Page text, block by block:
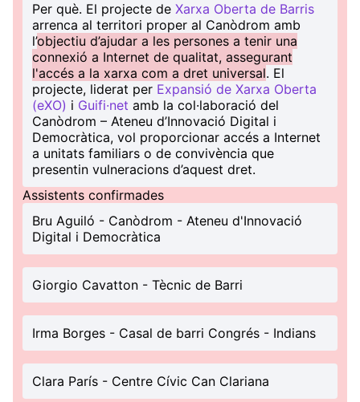
Per què. El projecte de Xarxa Oberta de Barris
arrenca al territori proper al Canòdrom amb
l’objectiu d’ajudar a les persones a tenir una
connexió a Internet de qualitat, assegurant
l'accés a la xarxa com a dret universal. El
projecte, liderat per Expansió de Xarxa Oberta
(eXO) i Guifi·net amb la col·laboració del
Canòdrom – Ateneu d’Innovació Digital i
Democràtica, vol proporcionar accés a Internet
a unitats familiars o de convivència que
presentin vulneracions d’aquest dret.
Assistents confirmades
Bru Aguiló - Canòdrom - Ateneu d'Innovació
Digital i Democràtica
Giorgio Cavatton - Tècnic de Barri
Irma Borges - Casal de barri Congrés - Indians
Clara París - Centre Cívic Can Clariana